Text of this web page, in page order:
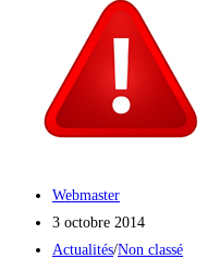
de
dimanche
Auteur/autrice
de
la
Webmaster
Publication
publiée :
3 octobre 2014
Post
Actualités/Non classé